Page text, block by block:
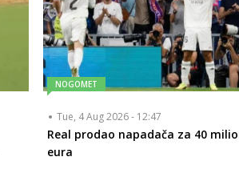
NOGOMET
Tue, 4 Aug 2026 - 12:47
Real prodao napadača za 40
eura